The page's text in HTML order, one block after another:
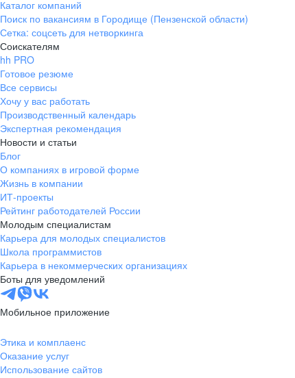
Каталог компаний
Поиск по вакансиям в Городище (Пензенской области)
Сетка: соцсеть для нетворкинга
Соискателям
hh PRO
Готовое резюме
Все сервисы
Хочу у вас работать
Производственный календарь
Экспертная рекомендация
Новости и статьи
Блог
О компаниях в игровой форме
Жизнь в компании
ИТ-проекты
Рейтинг работодателей России
Молодым специалистам
Карьера для молодых специалистов
Школа программистов
Карьера в некоммерческих организациях
Боты для уведомлений
Мобильное приложение
Этика и комплаенс
Оказание услуг
Использование сайтов